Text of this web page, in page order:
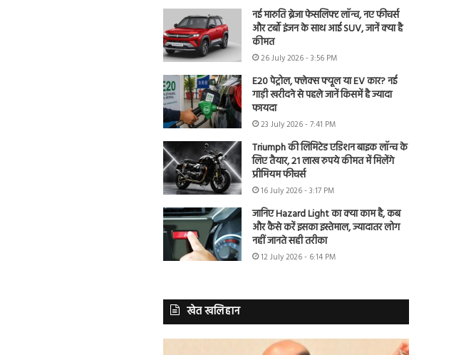
नई मारुति ब्रेजा फेसलिफ्ट लॉन्च, नए फीचर्स
और टर्बो इंजन के साथ आई SUV, जानें क्या है
कीमत
26 July 2026 - 3:56 PM
E20 पेट्रोल, फ्लेक्स फ्यूल या EV कार? नई
गाड़ी खरीदने से पहले जानें किसमें है ज्यादा
फायदा
23 July 2026 - 7:41 PM
Triumph की लिमिटेड एडिशन बाइक लॉन्च के
लिए तैयार, 21 लाख रुपये कीमत में मिलेंगे
प्रीमियम फीचर्स
16 July 2026 - 3:17 PM
जानिए Hazard Light का क्या काम है, कब
और कैसे करें इसका इस्तेमाल, ज्यादातर लोग
नहीं जानते सही तरीका
12 July 2026 - 6:14 PM
खेत खलिहान